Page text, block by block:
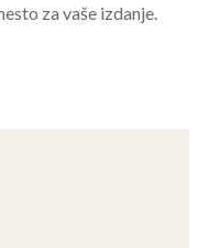
za vaše izdanje.